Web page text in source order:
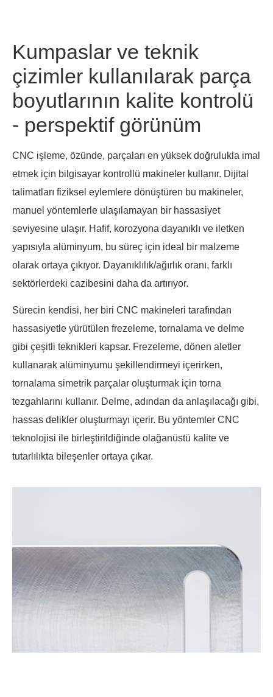
Kumpaslar ve teknik
çizimler kullanılarak parça
boyutlarının kalite kontrolü
- perspektif görünüm
CNC işleme, özünde, parçaları en yüksek doğrulukla imal
etmek için bilgisayar kontrollü makineler kullanır. Dijital
talimatları fiziksel eylemlere dönüştüren bu makineler,
manuel yöntemlerle ulaşılamayan bir hassasiyet
seviyesine ulaşır. Hafif, korozyona dayanıklı ve iletken
yapısıyla alüminyum, bu süreç için ideal bir malzeme
olarak ortaya çıkıyor. Dayanıklılık/ağırlık oranı, farklı
sektörlerdeki cazibesini daha da artırıyor.
Sürecin kendisi, her biri CNC makineleri tarafından
hassasiyetle yürütülen frezeleme, tornalama ve delme
gibi çeşitli teknikleri kapsar. Frezeleme, dönen aletler
kullanarak alüminyumu şekillendirmeyi içerirken,
tornalama simetrik parçalar oluşturmak için torna
tezgahlarını kullanır. Delme, adından da anlaşılacağı gibi,
hassas delikler oluşturmayı içerir. Bu yöntemler CNC
teknolojisi ile birleştirildiğinde olağanüstü kalite ve
tutarlılıkta bileşenler ortaya çıkar.